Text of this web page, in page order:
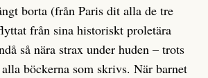
borta (från Paris dit alla de tre
från sina historiskt proletära
så nära strax under huden – trots
böckerna som skrivs. När barnet